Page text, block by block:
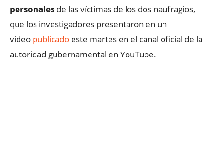
personales de las víctimas de los dos naufragios,
que los investigadores presentaron en un
video publicado este martes en el canal oficial de la
autoridad gubernamental en YouTube.